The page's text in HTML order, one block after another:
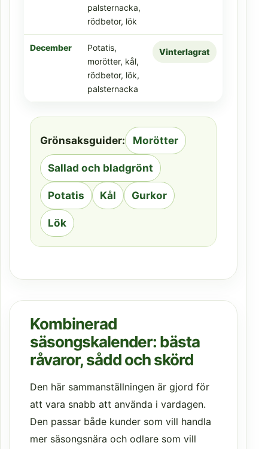
palsternacka,
rödbetor, lök
December
Potatis,
morötter, kål,
rödbetor, lök,
palsternacka
Vinterlagrat
Grönsaksguider: Morötter
Sallad och bladgrönt
Potatis Kål Gurkor
Lök
Kombinerad
säsongskalender: bästa
råvaror, sådd och skörd
Den här sammanställningen är gjord för
att vara snabb att använda i vardagen.
Den passar både kunder som vill handla
mer säsongsnära och odlare som vill